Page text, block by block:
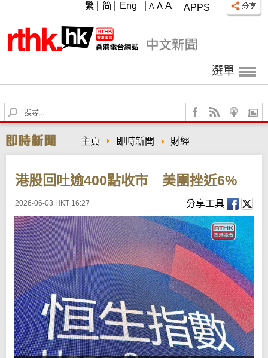
APPS
A A A
繁 简 Eng
選單
S
e
r
c
主頁 即時新聞 財經
港股回吐逾400點收市 美團挫近6%
2026-06-03 HKT 16:27 分享工具